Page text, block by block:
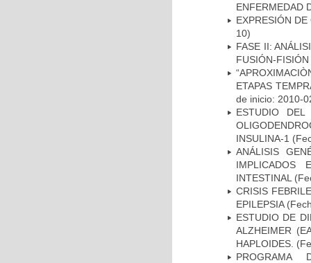
ENFERMEDAD
EXPRESIÓN
10)
FASE II:
FUSIÓN-
ETAPAS
de inicio: 2010-
ESTUDIO
INSULINA-1
ANÁLISIS
IMPLICADOS
INTESTINAL
CRISIS
EPILEPSIA
ESTUDIO DE
ALZHEIMER
HAPLOIDES.
PROGRAMA